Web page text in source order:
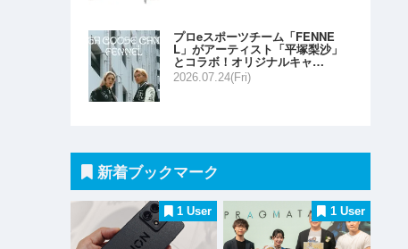
プロeスポーツチーム「FENNE
L」がアーティスト「平塚梨沙」
とコラボ！オリジナルキャ…
2026.07.24(Fri)
新着ブックマーク
1 User 1 User